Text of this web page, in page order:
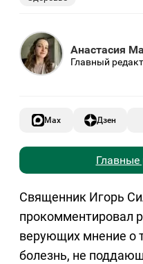
Анастасия
Главный
Max Дзен
Главные
Священник Игорь
прокомментировал
верующих мнение о
болезнь, не